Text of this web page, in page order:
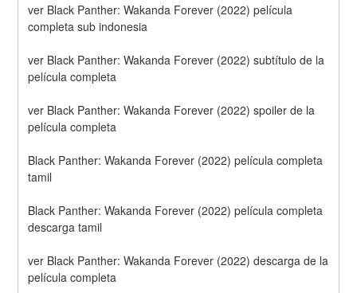
ver Black Panther: Wakanda Forever (2022) película
completa sub indonesia
ver Black Panther: Wakanda Forever (2022) subtítulo de la
película completa
ver Black Panther: Wakanda Forever (2022) spoiler de la
película completa
Black Panther: Wakanda Forever (2022) película completa
tamil
Black Panther: Wakanda Forever (2022) película completa
descarga tamil
ver Black Panther: Wakanda Forever (2022) descarga de la
película completa